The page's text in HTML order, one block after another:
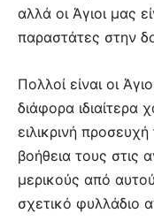
αλλά οι Άγιοι μας
παραστάτες στην
Πολλοί είναι οι
διάφορα ιδιαίτερα
ειλικρινή
βοήθεια τους στις
μερικούς από
σχετικό φυλλάδιο